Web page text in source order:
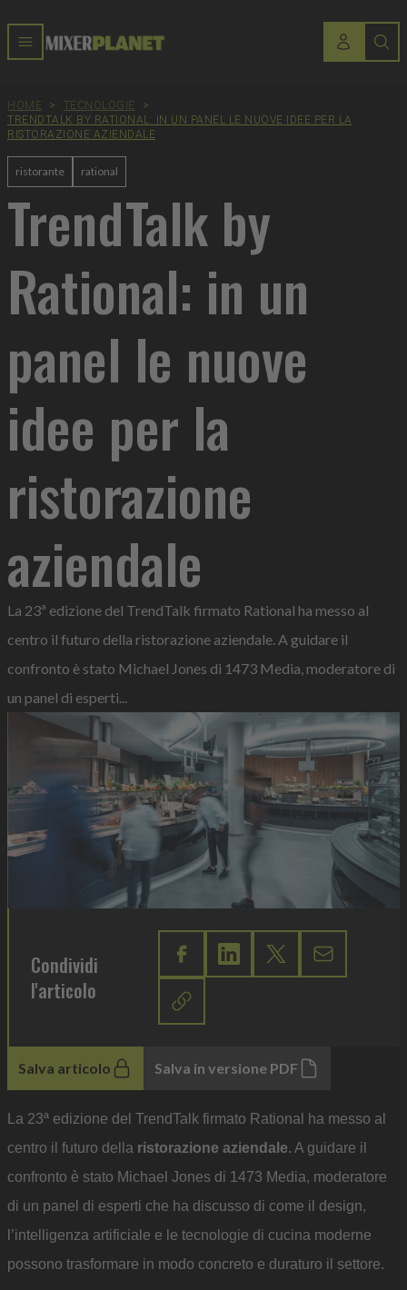
HOME > TECNOLOGIE
>
TRENDTALK BY RATIONAL: IN UN PANEL LE NUOVE IDEE PER LA
RISTORAZIONE AZIENDALE
ristorante rational
TrendTalk by
Rational: in un
panel le nuove
idee per la
ristorazione
aziendale
La 23ª edizione del TrendTalk firmato Rational ha messo al
centro il futuro della ristorazione aziendale. A guidare il
confronto è stato Michael Jones di 1473 Media, moderatore di
un panel di esperti...
Condividi
l'articolo
Salva articolo Salva in versione PDF
La 23ª edizione del TrendTalk firmato Rational ha messo al
centro il futuro della ristorazione aziendale. A guidare il
confronto è stato Michael Jones di 1473 Media, moderatore
di un panel di esperti che ha discusso di come il design,
l’intelligenza artificiale e le tecnologie di cucina moderne
possono trasformare in modo concreto e duraturo il settore.